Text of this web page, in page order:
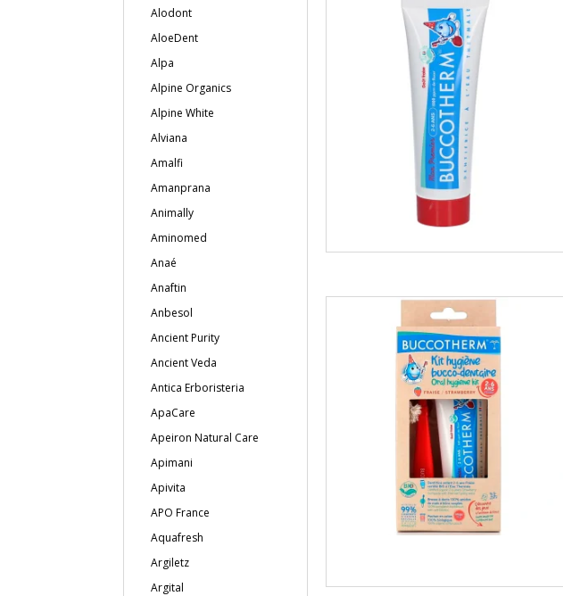
Alodont
AloeDent
Alpa
Alpine Organics
Alpine White
Alviana
Amalfi
Amanprana
Animally
Aminomed
Anaé
Anaftin
Anbesol
Ancient Purity
Ancient Veda
Antica Erboristeria
ApaCare
Apeiron Natural Care
Apimani
Apivita
APO France
Aquafresh
Argiletz
Argital